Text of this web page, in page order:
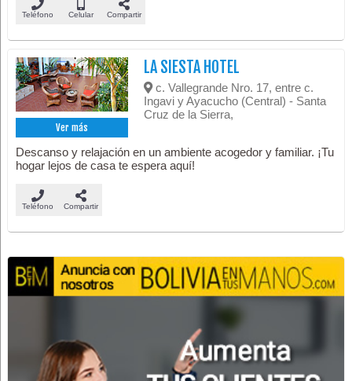
Teléfono Celular Compartir
Ver más
LA SIESTA HOTEL
c. Vallegrande Nro. 17, entre c.
Ingavi y Ayacucho (Central) - Santa
Cruz de la Sierra,
Descanso y relajación en un ambiente acogedor y familiar. ¡Tu
hogar lejos de casa te espera aquí!
Teléfono Compartir